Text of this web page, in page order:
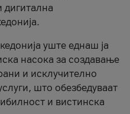
дигитална
уште еднаш ја
насока за создавање
и исклучително
што обезбедуваат
и вистинска